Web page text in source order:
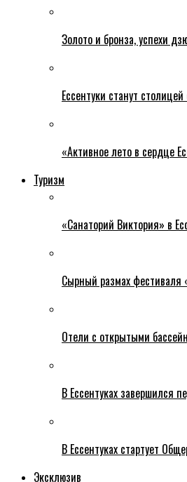
Золото и бронза, успехи
Ессентуки станут
«Активное лето в сердце
Туризм
«Санаторий Виктория» в
Сырный размах фестиваля
Отели с открытыми
В Ессентуках завершился
В Ессентуках стартует
Эксклюзив